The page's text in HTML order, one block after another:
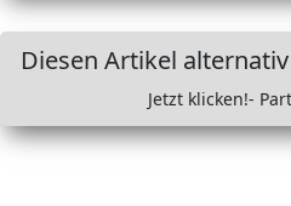
Diesen Artikel
Jetzt klicken!-